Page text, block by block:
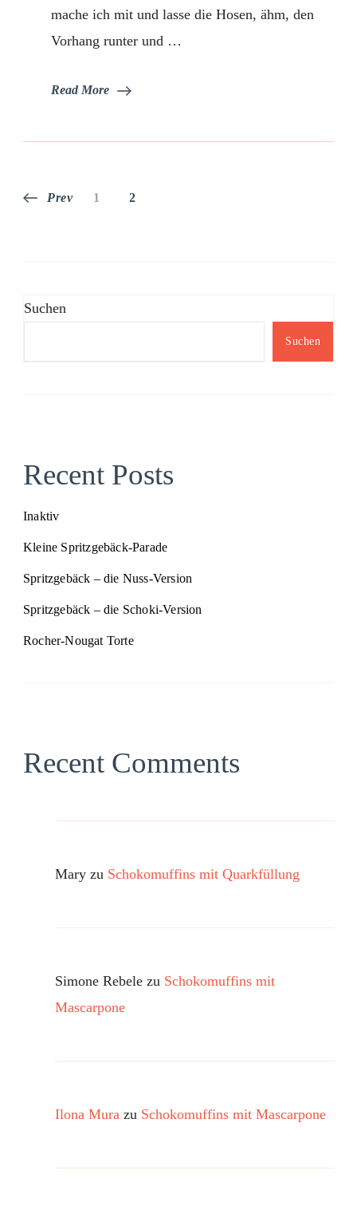
mache ich mit und lasse die Hosen, ähm, den
Vorhang runter und …
Read More
Seitennummerierung
Prev Page
1 Page
2
Suchen
Suchen
Recent Posts
Inaktiv
Kleine Spritzgebäck-Parade
Spritzgebäck – die Nuss-Version
Spritzgebäck – die Schoki-Version
Rocher-Nougat Torte
Recent Comments
Mary zu Schokomuffins mit Quarkfüllung
Simone Rebele zu Schokomuffins mit
Mascarpone
Ilona Mura zu Schokomuffins mit Mascarpone